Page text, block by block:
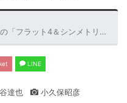
リカルAWD」が生むレヴォーグの甘美なGT性能
LINE
達也 小久保昭彦